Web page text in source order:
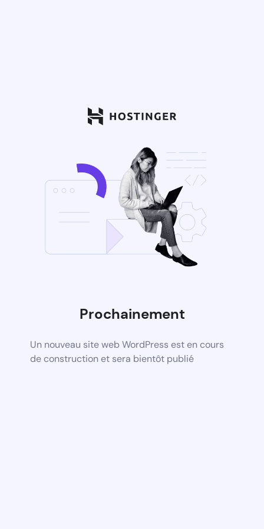
Prochainement
Un nouveau site web WordPress est en cours
de construction et sera bientôt publié